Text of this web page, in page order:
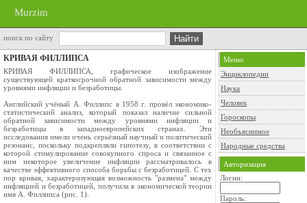
Murzim
поиск по сайту
КРИВАЯ ФИЛЛИПСА
КРИВАЯ ФИЛЛИПСА, графическое изображение
существующей краткосрочной обратной зависимости между
уровнями инфляции и безработицы.
Английский учёный А. Филлипс в 1958 г. провёл экономико-
статистический анализ, который показал наличие сильной
обратной зависимости между уровнями инфляции и
безработицы в западноевропейских странах. Эти
исследования имели очень серьёзный научный и политический
резонанс, поскольку подкрепляли гипотезу, в соответствии с
которой стимулирование совокупного спроса и связанное с
ним некоторое увеличение инфляции рассматривалось в
качестве эффективного способа борьбы с безработицей. С тех
пор кривая, характеризующая возможность "размена" между
инфляцией и безработицей, получила в экономической теории
имя А. Филлипса (рис. 1).
Меню
Энциклопедии
Наука
Человек
Гороскопы
Необъяснимое
Народные средства
Авторизация
Логин:
Пароль: